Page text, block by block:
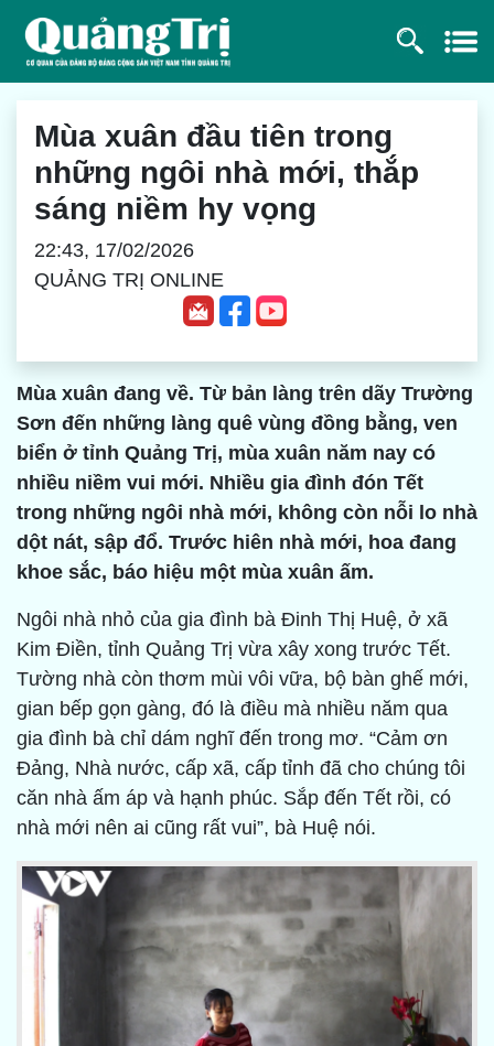
Mùa xuân đầu tiên trong
những ngôi nhà mới, thắp
sáng niềm hy vọng
22:43, 17/02/2026
QUẢNG TRỊ ONLINE
Mùa xuân đang về. Từ bản làng trên dãy Trường
Sơn đến những làng quê vùng đồng bằng, ven
biển ở tỉnh Quảng Trị, mùa xuân năm nay có
nhiều niềm vui mới. Nhiều gia đình đón Tết
trong những ngôi nhà mới, không còn nỗi lo nhà
dột nát, sập đổ. Trước hiên nhà mới, hoa đang
khoe sắc, báo hiệu một mùa xuân ấm.
Ngôi nhà nhỏ của gia đình bà Đinh Thị Huệ, ở xã
Kim Điền, tỉnh Quảng Trị vừa xây xong trước Tết.
Tường nhà còn thơm mùi vôi vữa, bộ bàn ghế mới,
gian bếp gọn gàng, đó là điều mà nhiều năm qua
gia đình bà chỉ dám nghĩ đến trong mơ. “Cảm ơn
Đảng, Nhà nước, cấp xã, cấp tỉnh đã cho chúng tôi
căn nhà ấm áp và hạnh phúc. Sắp đến Tết rồi, có
nhà mới nên ai cũng rất vui”, bà Huệ nói.